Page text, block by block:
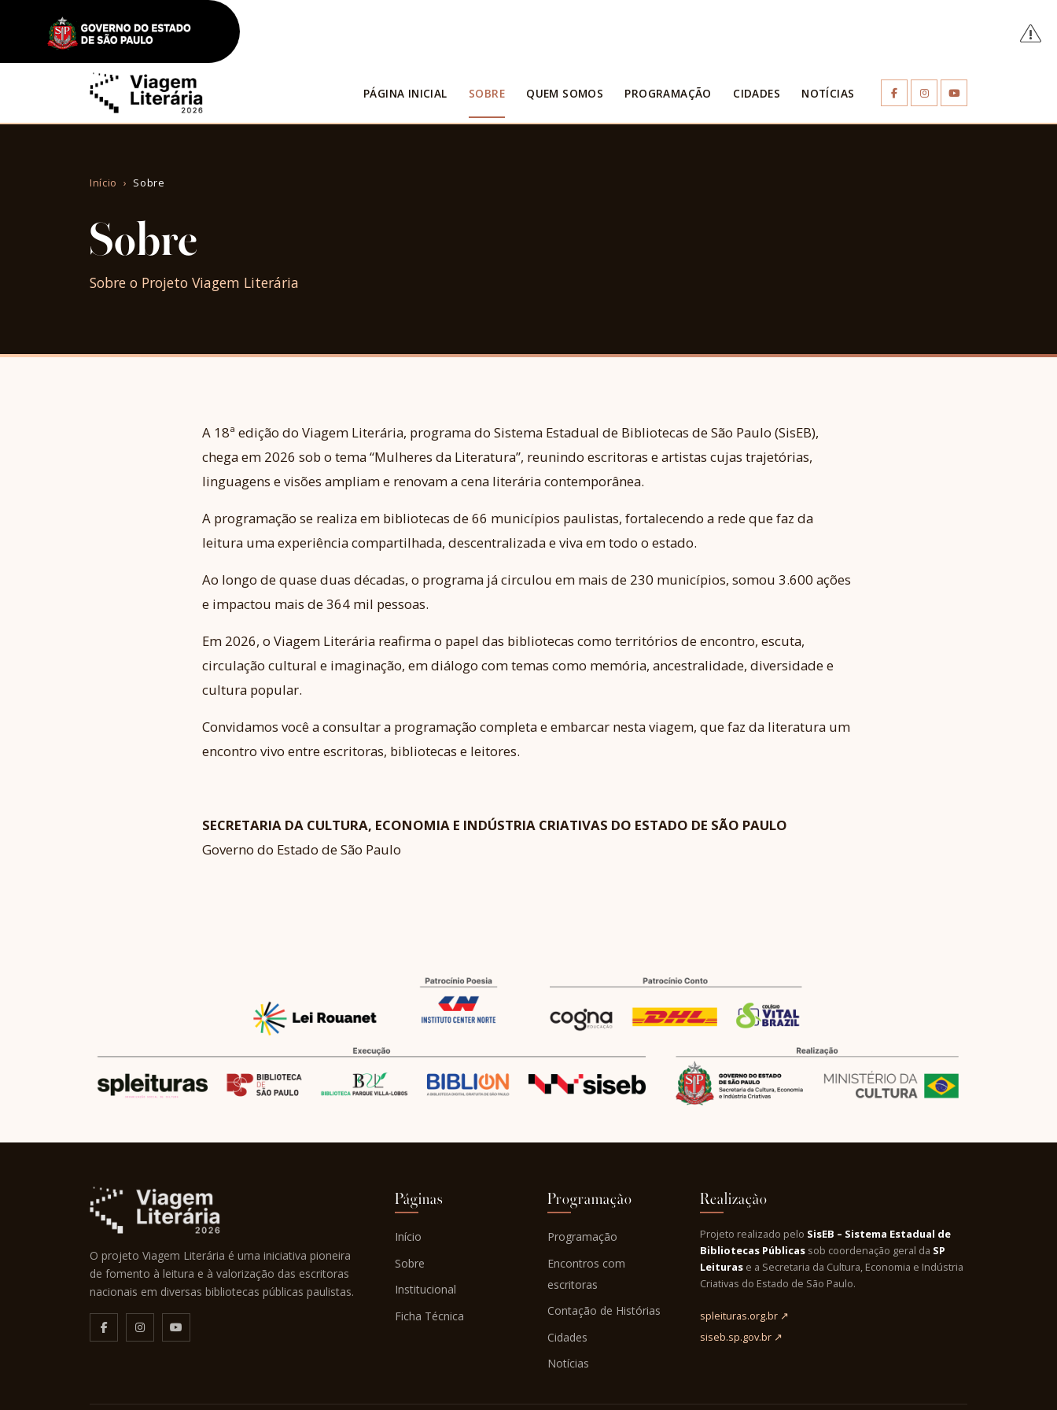
PÁGINA INICIAL SOBRE QUEM SOMOS PROGRAMAÇÃO CIDADES NOTÍCIAS
Início Sobre
Sobre
Sobre o Projeto Viagem Literária
A 18ª edição do Viagem Literária, programa do Sistema Estadual de Bibliotecas de São Paulo (SisEB),
chega em 2026 sob o tema “Mulheres da Literatura”, reunindo escritoras e artistas cujas trajetórias,
linguagens e visões ampliam e renovam a cena literária contemporânea.
A programação se realiza em bibliotecas de 66 municípios paulistas, fortalecendo a rede que faz da
leitura uma experiência compartilhada, descentralizada e viva em todo o estado.
Ao longo de quase duas décadas, o programa já circulou em mais de 230 municípios, somou 3.600 ações
e impactou mais de 364 mil pessoas.
Em 2026, o Viagem Literária reafirma o papel das bibliotecas como territórios de encontro, escuta,
circulação cultural e imaginação, em diálogo com temas como memória, ancestralidade, diversidade e
cultura popular.
Convidamos você a consultar a programação completa e embarcar nesta viagem, que faz da literatura um
encontro vivo entre escritoras, bibliotecas e leitores.
SECRETARIA DA CULTURA, ECONOMIA E INDÚSTRIA CRIATIVAS DO ESTADO DE SÃO PAULO
Governo do Estado de São Paulo
O projeto Viagem Literária é uma iniciativa pioneira
de fomento à leitura e à valorização das escritoras
nacionais em diversas bibliotecas públicas paulistas.
Páginas
Início
Sobre
Institucional
Ficha Técnica
Programação
Programação
Encontros com
escritoras
Contação de Histórias
Cidades
Notícias
Realização
Projeto realizado pelo SisEB – Sistema Estadual de
Bibliotecas Públicas sob coordenação geral da SP
Leituras e a Secretaria da Cultura, Economia e Indústria
Criativas do Estado de São Paulo.
spleituras.org.br ↗
siseb.sp.gov.br ↗